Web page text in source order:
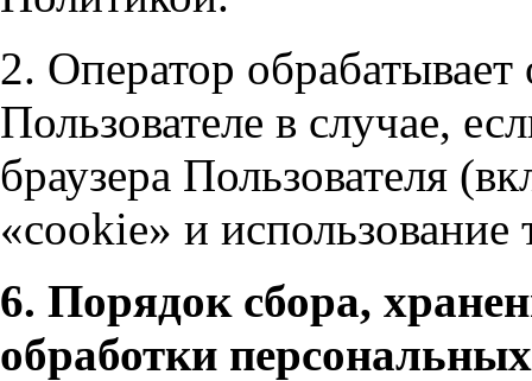
2. Оператор
Пользователе в случае,
браузера Пользователя
«cookie» и использование
6. Порядок сбора,
обработки